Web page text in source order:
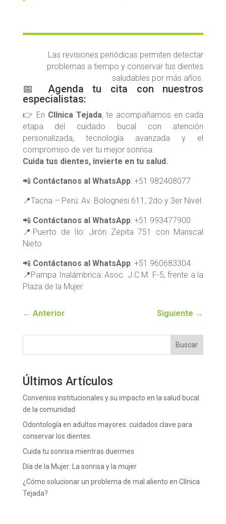
Las revisiones periódicas permiten detectar
problemas a tiempo y conservar tus dientes
saludables por más años.
📅 Agenda tu cita con nuestros
especialistas:
👉 En Clínica Tejada, te acompañamos en cada
etapa del cuidado bucal con atención
personalizada, tecnología avanzada y el
compromiso de ver tu mejor sonrisa.
Cuida tus dientes, invierte en tu salud.
📲 Contáctanos al WhatsApp: +51 982408077
📍Tacna – Perú: Av. Bolognesi 611, 2do y 3er Nivel.
📲 Contáctanos al WhatsApp: +51 993477900
📍Puerto de Ilo: Jirón Zepita 751 con Mariscal
Nieto
📲 Contáctanos al WhatsApp: +51 960683304
📍Pampa Inalámbrica: Asoc. J.C.M. F-5, frente a la
Plaza de la Mujer
← Anterior Siguiente →
Buscar
Últimos Artículos
Convenios institucionales y su impacto en la salud bucal
de la comunidad
Odontología en adultos mayores: cuidados clave para
conservar los dientes
Cuida tu sonrisa mientras duermes
Día de la Mujer: La sonrisa y la mujer
¿Cómo solucionar un problema de mal aliento en Clínica
Tejada?